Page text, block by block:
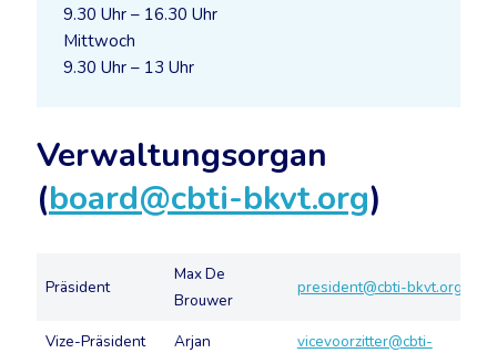
9.30 Uhr – 16.30 Uhr
Mittwoch
9.30 Uhr – 13 Uhr
Verwaltungsorgan
(board@cbti-bkvt.org)
Präsident
Max De
Brouwer
president@cbti-bkvt.org
Vize-Präsident
Arjan
vicevoorzitter@cbti-